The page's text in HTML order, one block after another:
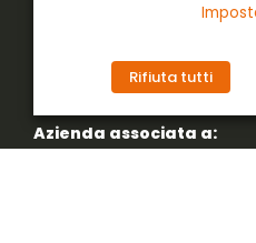
Orari di apertura
Da lunedì a venerdì
dalle 8:30 alle 12:30
dalle 13:30 alle 17:30
Azienda associata a:
Rifiuta tutti